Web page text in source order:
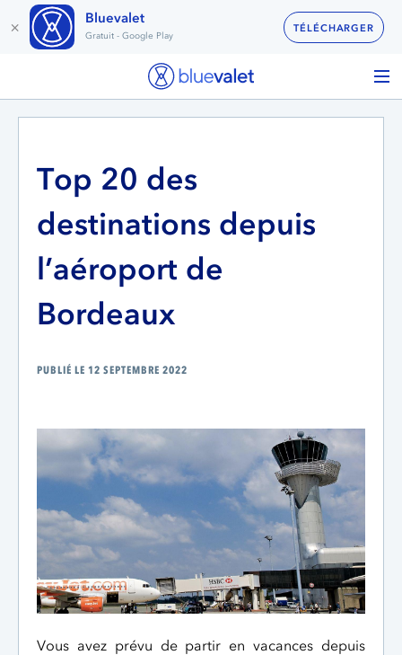
Top 20 des
destinations depuis
l’aéroport de
Bordeaux
PUBLIÉ LE 12 SEPTEMBRE 2022
Vous avez prévu de partir en vacances depuis
× Bluevalet
Gratuit - Google Play
TÉLÉCHARGER